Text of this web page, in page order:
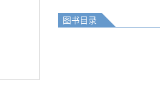
图书目录